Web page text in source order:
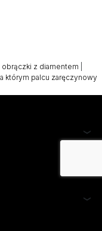
obrączki z diamentem
którym palcu zaręczynowy